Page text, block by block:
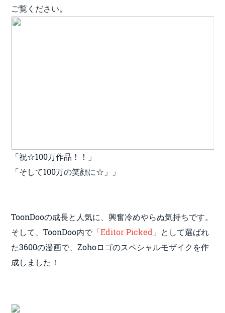
ご覧ください。
「祝☆100万作品！！」
「そして100万の笑顔に☆」」
ToonDooの成長と人気に、興奮冷めやらぬ気持ちです。
そして、ToonDoo内で「Editor Picked 」として選ばれ
た3600の漫画で、Zohoロゴのスペシャルモザイクを作
成しました！